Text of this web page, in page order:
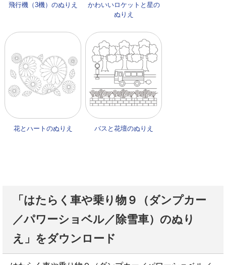
飛行機（3機）のぬりえ
かわいいロケットと星の
ぬりえ
花とハートのぬりえ バスと花壇のぬりえ
「はたらく車や乗り物９（ダンプカー
／パワーショベル／除雪車）のぬり
え」をダウンロード